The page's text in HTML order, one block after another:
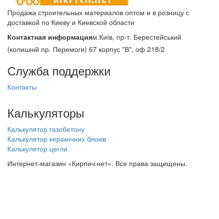
Продажа строительных материалов оптом и в розницу с
доставкой по Киеву и Киевской области
Контактная информациям.Київ, пр-т. Берестейський
(колишній пр. Перемоги) 67 корпус "В", оф 218/2
Служба поддержки
Контакты
Калькуляторы
Калькулятор газобетону
Калькулятор керамічних блоків
Калькулятор цегли
Интернет-магазин «Кирпич.нет». Все права защищены.